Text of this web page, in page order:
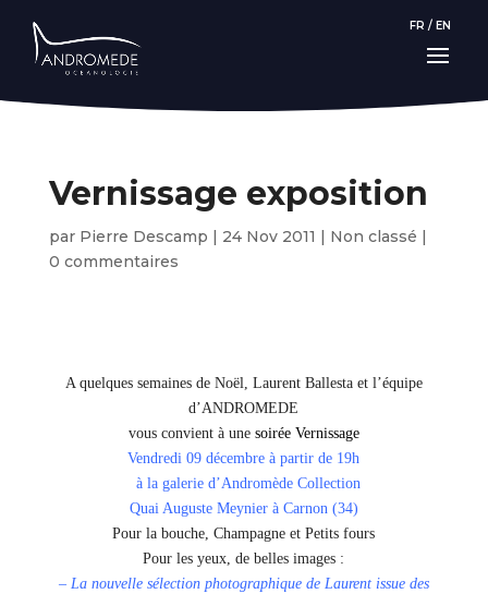
FR / EN
Vernissage exposition
par Pierre Descamp | 24 Nov 2011 | Non classé |
0 commentaires
A quelques semaines de Noël, Laurent Ballesta et l’équipe
d’ANDROMEDE
vous convient à une soirée Vernissage
Vendredi 09 décembre à partir de 19h
à la galerie d’Andromède Collection
Quai Auguste Meynier à Carnon (34)
Pour la bouche, Champagne et Petits fours
Pour les yeux, de belles images :
– La nouvelle sélection photographique de Laurent issue des